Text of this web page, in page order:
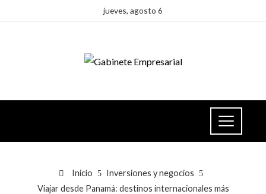
jueves, agosto 6
Inicio
Inversiones y negocios
Viajar desde Panamá: destinos internacionales más